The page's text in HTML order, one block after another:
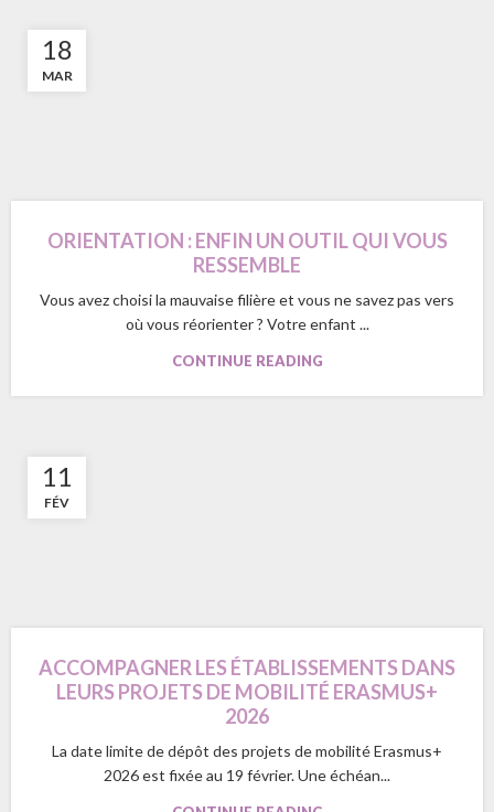
18
MAR
ORIENTATION : ENFIN UN OUTIL QUI VOUS
RESSEMBLE
Vous avez choisi la mauvaise filière et vous ne savez pas vers
où vous réorienter ? Votre enfant ...
CONTINUE READING
11
FÉV
ACCOMPAGNER LES ÉTABLISSEMENTS DANS
LEURS PROJETS DE MOBILITÉ ERASMUS+
2026
La date limite de dépôt des projets de mobilité Erasmus+
2026 est fixée au 19 février. Une échéan...